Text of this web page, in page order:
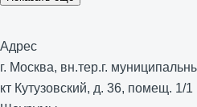
Адрес
г. Москва, вн.тер.г.
кт Кутузовский, д. 36, помещ. 1/1